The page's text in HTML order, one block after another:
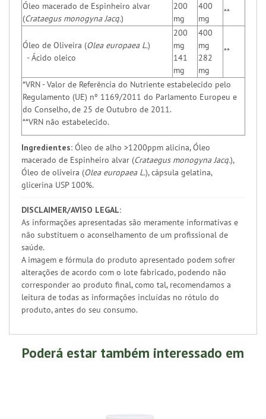
Óleo macerado de Espinheiro alvar
(Crataegus monogyna Jacq.)
200
mg
400
mg
**
Óleo de Oliveira (Olea europaea L.)
- Ácido oleico
200
mg
141
mg
400
mg
282
mg
**
*VRN - Valor de Referência do Nutriente estabelecido pelo
Regulamento (UE) nº 1169/2011 do Parlamento Europeu e
do Conselho, de 25 de Outubro de 2011.
**VRN não estabelecido.
Ingredientes: Óleo de alho >1200ppm alicina, Óleo
macerado de Espinheiro alvar (Crataegus monogyna Jacq.),
Óleo de oliveira (Olea europaea L.), cápsula gelatina,
glicerina USP 100%.
DISCLAIMER/AVISO LEGAL:
As informações apresentadas são meramente informativas e
não substituem o aconselhamento de um profissional de
saúde.
A imagem e fórmula do produto apresentado podem sofrer
alterações de acordo com o lote fabricado, podendo não
corresponder ao produto final, como tal, recomendamos a
leitura de todas as informações incluídas no rótulo do
produto, antes do seu consumo.
Poderá estar também interessado em